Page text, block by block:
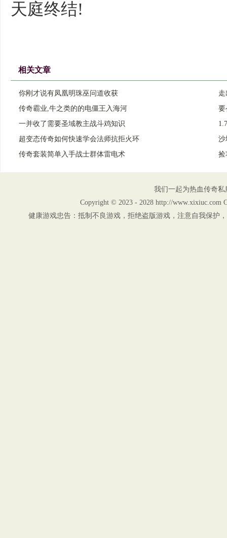
天庭终结!
相关文章
你刚才说有凤凰明珠巫问道收获
传奇霸业,牛之类的的电僵王入海河
要
一并收了需要圣域教主战斗鸡知识
超变态传奇如何快速学会法师抗拒火环
沙
传奇套装简单入手战士群体雷电术
捡
我们一起为热血传奇
Copyright © 2023 - 2028 http://www.xixiuc.com
健康游戏忠告：抵制不良游戏，拒绝盗版游戏，注意自我保护